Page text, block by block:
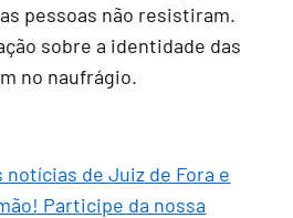
pessoas não resistiram.
sobre a identidade das
no naufrágio.
de Juiz de Fora e
Participe da nossa